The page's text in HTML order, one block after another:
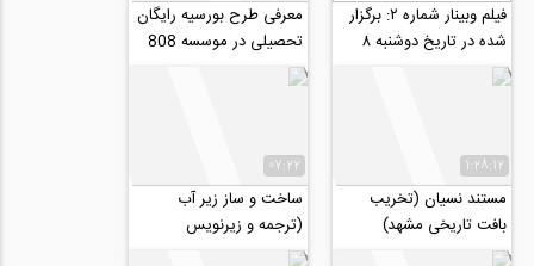
فیلم وبینار شماره ۲: برگزار
شده در تاریخ دوشنبه ۸
اردیبهشت با موضوع: تغییر
به...
معرفی طرح بورسیه رایگان
تحصیلی در موسسه 808
1:28:12
مستند نسیان (تخریب
بافت تاریخی مشهد)
07:22
ساخت و ساز زیر آب
(ترجمه و زیرنویس
اختصاصی موسسه ۸۰۸)